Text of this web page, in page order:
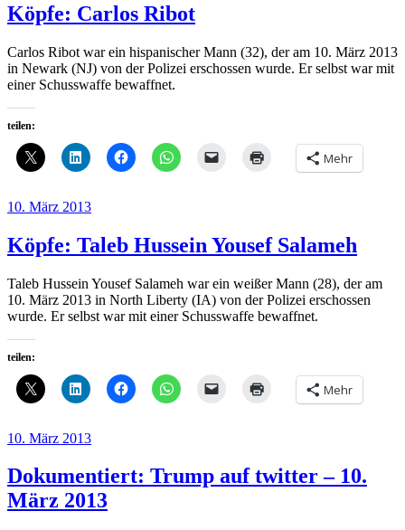
Köpfe: Carlos Ribot
Carlos Ribot war ein hispanischer Mann (32), der am 10. März 2013
in Newark (NJ) von der Polizei erschossen wurde. Er selbst war mit
einer Schusswaffe bewaffnet.
teilen:
Mehr
Veröffentlicht
10. März 2013
Köpfe: Taleb Hussein Yousef Salameh
Taleb Hussein Yousef Salameh war ein weißer Mann (28), der am
10. März 2013 in North Liberty (IA) von der Polizei erschossen
wurde. Er selbst war mit einer Schusswaffe bewaffnet.
teilen:
Mehr
Veröffentlicht
10. März 2013
Dokumentiert: Trump auf twitter – 10.
März 2013